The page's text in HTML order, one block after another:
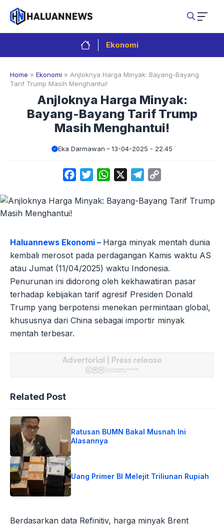
Langsung
isi
Ekonomi
Home » Ekonomi » Anjloknya Harga Minyak: Bayang-Bayang
Tarif Trump Masih Menghantui!
Anjloknya Harga Minyak:
Bayang-Bayang Tarif Trump
Masih Menghantui!
Eka Darmawan 13-04-2025 - 22.45
FacebookTwitterWhatsApp Telegram
Haluannews Ekonomi – Harga minyak mentah dunia
kembali merosot pada perdagangan Kamis waktu AS
atau Jumat (11/04/2025) waktu Indonesia.
Penurunan ini didorong oleh kekhawatiran pasar
terhadap kebijakan tarif agresif Presiden Donald
Trump yang berpotensi menekan permintaan global,
khususnya dari China sebagai importir minyak
mentah terbesar.
Related Post
Ratusan BUMN Bakal Musnah Ini
Alasannya
Uang Primer BI Melejit Triliunan Rupiah
Berdasarkan data Refinitiv, harga minyak Brent